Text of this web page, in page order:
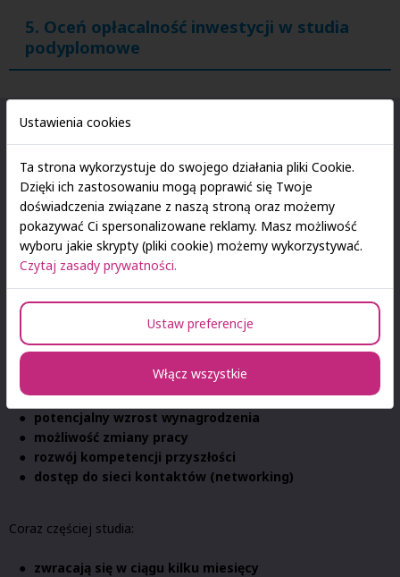
5. Oceń opłacalność inwestycji w studia
podyplomowe
Koszt studiów podyplomowych to inwestycja, nie wydatek.
potencjalny wzrost wynagrodzenia
możliwość zmiany pracy
rozwój kompetencji przyszłości
dostęp do sieci kontaktów (networking)
Coraz częściej studia:
zwracają się w ciągu kilku miesięcy
Ustawienia cookies
Ta strona wykorzystuje do swojego działania pliki Cookie.
Dzięki ich zastosowaniu mogą poprawić się Twoje
doświadczenia związane z naszą stroną oraz możemy
pokazywać Ci spersonalizowane reklamy. Masz możliwość
wyboru jakie skrypty (pliki cookie) możemy wykorzystywać.
Czytaj zasady prywatności.
Ustaw preferencje
Włącz wszystkie